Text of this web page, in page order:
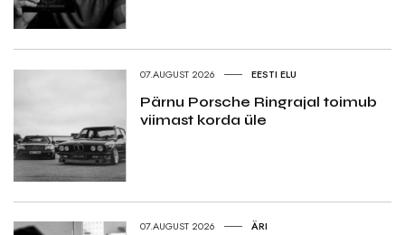
07.AUGUST 2026 EESTI ELU
Pärnu Porsche Ringrajal toimub
viimast korda üle
07.AUGUST 2026 ÄRI